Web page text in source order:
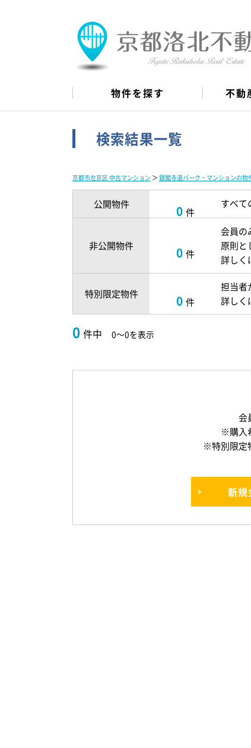
物件を探す 不動
検索結果一覧
京都市左京区 中古マンション ＞ 銀閣寺道パーク・マンションの物
公開物件 0 件
すべて
非公開物件 0 件
会員の
原則と
詳しく
特別限定物件 0 件
担当者
詳しく
0 件中 0～0を表示
会
※購入
※特別限定
新規